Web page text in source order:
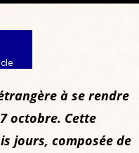
à se rendre
octobre. Cette
jours, composée de